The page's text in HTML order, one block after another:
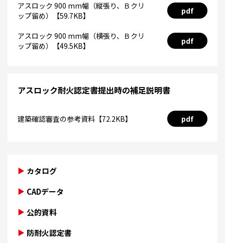
アスロック 900 mm幅（縦張り、Ｂクリ
ップ留め）【59.7KB】
pdf
アスロック 900 mm幅（横張り、Ｂクリ
ップ留め）【49.5KB】
pdf
アスロック耐火認定書提出時の補足説明書
建築確認審査の参考資料【72.2KB】 pdf
カタログ
CADデータ
公的資料
防耐火認定書